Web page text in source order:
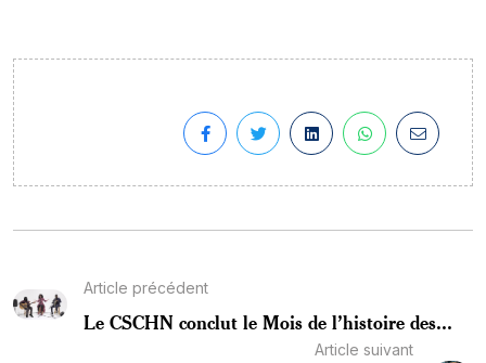
Article précédent
Le CSCHN conclut le Mois de l’histoire des...
Article suivant